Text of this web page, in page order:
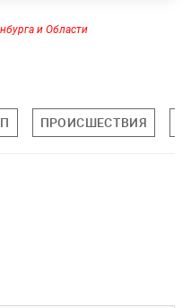
и Области
ПРОИСШЕСТВИЯ